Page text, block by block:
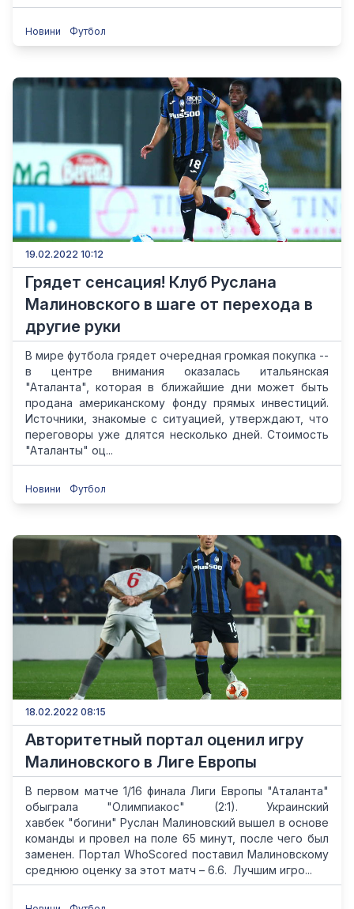
Новини Футбол
19.02.2022 10:12
Грядет сенсация! Клуб Руслана
Малиновского в шаге от перехода в
другие руки
В мире футбола грядет очередная громкая покупка --
в центре внимания оказалась итальянская
"Аталанта", которая в ближайшие дни может быть
продана американскому фонду прямых инвестиций.
Источники, знакомые с ситуацией, утверждают, что
переговоры уже длятся несколько дней. Стоимость
"Аталанты" оц...
Новини Футбол
18.02.2022 08:15
Авторитетный портал оценил игру
Малиновского в Лиге Европы
В первом матче 1/16 финала Лиги Европы "Аталанта"
обыграла "Олимпиакос" (2:1). Украинский
хавбек "богини" Руслан Малиновский вышел в основе
команды и провел на поле 65 минут, после чего был
заменен. Портал WhoScored поставил Малиновскому
среднюю оценку за этот матч – 6.6. Лучшим игро...